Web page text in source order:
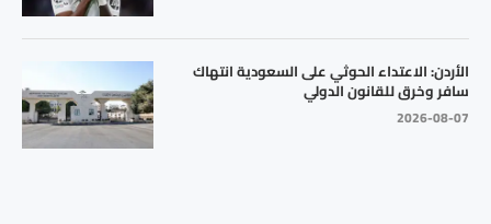
الأردن: الاعتداء الحوثي على السعودية انتهاك
سافر وخرق للقانون الدولي
2026-08-07